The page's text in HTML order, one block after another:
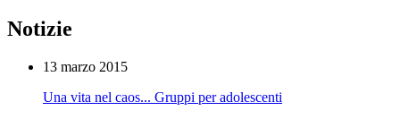
Notizie
13 marzo 2015
Una vita nel caos... Gruppi per adolescenti